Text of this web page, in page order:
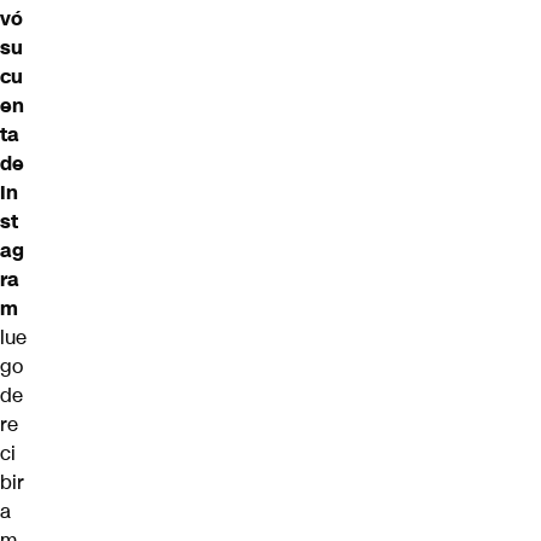
vó
su
cu
en
ta
de
In
st
ag
ra
m
lue
go
de
re
ci
bir
a